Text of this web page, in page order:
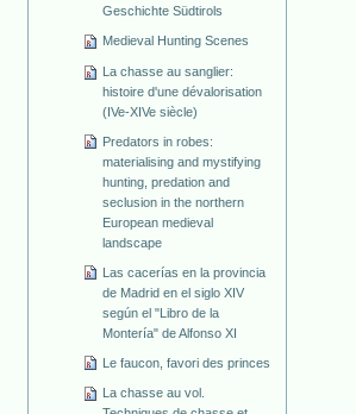
Geschichte Südtirols
Medieval Hunting Scenes
La chasse au sanglier:
histoire d'une dévalorisation
(IVe-XIVe siècle)
Predators in robes:
materialising and mystifying
hunting, predation and
seclusion in the northern
European medieval
landscape
Las cacerías en la provincia
de Madrid en el siglo XIV
según el "Libro de la
Montería" de Alfonso XI
Le faucon, favori des princes
La chasse au vol.